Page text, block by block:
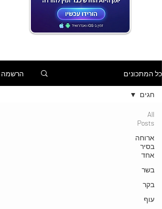
כל המתכונים הרשמה
All
Posts
ארוחה
בסיר
אחד
בשר
בקר
עוף
חגים